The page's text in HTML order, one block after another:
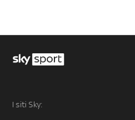
I siti Sky: